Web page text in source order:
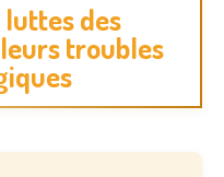
des
troubles